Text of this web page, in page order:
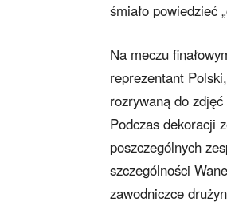
śmiało powiedzieć
Na meczu
reprezentant
rozrywaną do
Podczas dekoracji
poszczególnych
szczególności
zawodniczce